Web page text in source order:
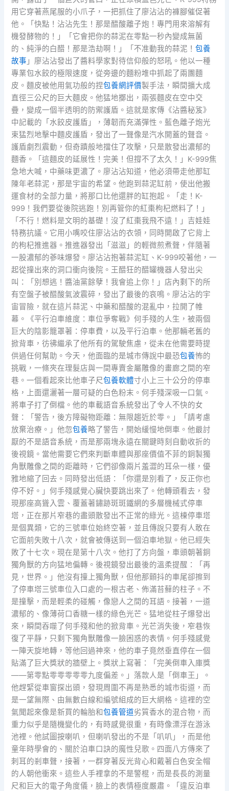
用它穿著燕尾服的小爪子，一把抓住了廖沾沾的褲腳催促著
他。「快點！沾沾先生！那是醋酸離子炮！專門用來溶解有
機發酵物的！」「它會把你的蒜泥在零點一秒內變成無菌
的、純淨的白醋！那是浩劫啊！」「不准動我的蒜泥！包養
故事 」廖沾沾發出了醬料學家對待信仰般的怒吼。他以一種
專業包水餃的極限速度，從旁邊的麵粉堆中抓起了兩團麵
皮。麵皮被他用氣功般的捏包養網評價製手法，瞬間擴大成
直徑三公尺的巨大麵皮。他猛地擲出，兩張麵皮在空中交
疊，變成一個半透明的防禦護盾。這就是家傳《沾醬秘笈》
中記載的「水餃皮護盾」，薄韌而充滿彈性。藍色離子炮光
束猛烈地擊中麵皮護盾，發出了一聲像是汽水開蓋的聲音。
護盾劇烈震動，但奇蹟般地擋住了攻擊，只是散發出濃郁的
麵香。「這麵皮的延展性！完美！但撐不了太久！」K-999焦
急地大喊，中藥味更濃了。廖沾沾知道，他必須帶走他那缸
陳年老蒜泥，那是宇宙的希望。他跑到蒜泥缸前，使出他搬
運食材的全部力量，將那口比他還胖的缸抱起。「走！K-
999！我們要從後院逃跑！別再管你的紅棗枸杞燃料了！」
「不行！燃料是文明的基礎！沒了紅棗我飛不遠！」吉娃娃
特務抗議。它用小嘴咬住廖沾沾的衣領，同時開啟了它背上
的枸杞推進器。推進器發出「滋滋」的輕微煎煮聲，伴隨著
一股濃郁的蔘味爆發。廖沾沾抱著蒜泥缸、K-999咬著他，一
起從撞出來的洞口衝向後院。王醋狂的醋罐機器人發出尖
叫：「別想逃！醬油黨餘孽！我會追上你！」店內剩下的所
有空盤子被醋酸氣波震碎，發出了最後的哀鳴。廖沾沾的宇
宙冒險，就在這片蒜泥、中藥和醋酸的混亂中，拉開了帷
幕。《平行泊車維度：車位爭奪戰》何手殘的人生，被兩個
巨大的陰影籠罩著：停車費，以及平行泊車。他那輛老舊的
掀背車，彷彿繼承了他所有的駕駛焦慮，從未在他需要時提
供過任何幫助。今天，他面臨的是城市傳說中最恐包養怖的
挑戰，一條夾在理髮店與一間專賣金屬雕像的畫廊之間的窄
巷。一個看起來比他車子尺包養軟體寸小上三十公分的停車
格，上面還灑著一層可疑的白色粉末。何手殘深吸一口氣。
將車子打了倒檔。他的車載語音系統發出了令人不快的女
聲：「警告，後方障礙物距離：無限趨近於零。」「請考慮
放棄治療。」他忽包養略了警告，開始緩慢地倒車。他最討
厭的不是語音系統，而是那兩塊永遠在關鍵時刻自動收折的
後視鏡。當他需要它們來判斷車體與那座價值不菲的銅製獨
角獸雕像之間的距離時，它們卻像兩片羞澀的耳朵一樣，優
雅地縮了回去。同時發出低語：「你還是別看了，反正你也
停不好。」何手殘感覺心臟快要跳出來了。他轉頭看去，發
現那座高聳入雲、覆蓋著鏽跡斑斑鐵網的多層機械式停車
塔，正在那片窄巷的盡頭散發出不正常的綠光。這棟停車塔
是個異類，它的三號車位始終空著，並且傳說只要有人敢在
它面前失敗十八次，就會被傳送到一個泊車地獄。他已經失
敗了十七次。現在是第十八次。他打了方向盤，車頭朝著銅
獨角獸的方向猛地偏轉。後視鏡發出最後的溫柔提醒：「再
見，世界。」他沒有撞上獨角獸，但他那顫抖的車尾卻擦到
了停車塔三號車位入口處的一根古老、佈滿苔蘚的柱子。不
是撞擊，而是輕柔的碰觸，像戀人之間的耳語。接著，一道
濃郁的、像薄荷口香糖一樣的綠色光芒。猛地從柱子爆發出
來，瞬間吞噬了何手殘和他的掀背車。光芒消失後，窄巷恢
復了平靜，只剩下獨角獸雕像一臉困惑的表情。何手殘感覺
一陣天旋地轉，等他回過神來，他的車子竟然垂直停在一個
貼滿了巨大獎狀的牆壁上。獎狀上寫著：「完美倒車入庫獎
——第零點零零零零零九度偏差。」落款人是「倒車王」。
他趕緊從車窗探出頭，發現周圍不再是熟悉的城市街道，而
是一望無際、由無數白線和編號組成的巨大網格。這裡的空
氣聞起來像是新買的輪胎和包養管道劣質香水的混合物，而
重力似乎是隨機變化的，有時感覺很重，有時像漂浮在游泳
池裡。他試圖按喇叭，但喇叭發出的不是「叭叭」，而是他
童年時學會的、關於泊車口訣的魔性兒歌。四面八方傳來了
刺耳的剎車聲，接著，一群穿著反光背心和戴著白色安全帽
的人朝他衝來。這些人手裡拿的不是警棍，而是長長的測量
尺和巨大的電子角度儀，臉上的表情極度嚴肅。「違反泊車